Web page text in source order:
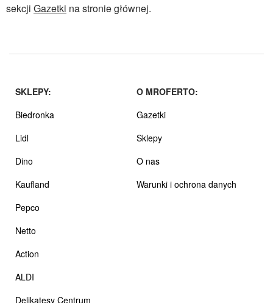
sekcji Gazetki na stronie głównej.
SKLEPY:
Biedronka
Lidl
Dino
Kaufland
Pepco
Netto
Action
ALDI
Delikatesy Centrum
O MROFERTO:
Gazetki
Sklepy
O nas
Warunki i ochrona danych